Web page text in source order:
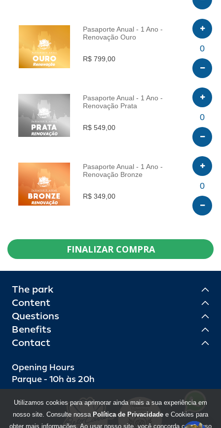
INFO
Pasaporte Anual - 1 Ano -
Renovação Ouro
R$ 799,00
0
INFO
Pasaporte Anual - 1 Ano -
Renovação Prata
R$ 549,00
0
INFO
Pasaporte Anual - 1 Ano -
Renovação Bronze
R$ 349,00
0
FINALIZAR COMPRA
The park
Content
Questions
Benefits
Contact
Opening Hours
Parque - 10h às 20h
Utilizamos cookies para aprimorar ainda mais a sua experiência em
nosso site. Consulte nossa Política de Privacidade e Cookies para
obter mais informações. Ao usar nosso site, você concorda com o uso